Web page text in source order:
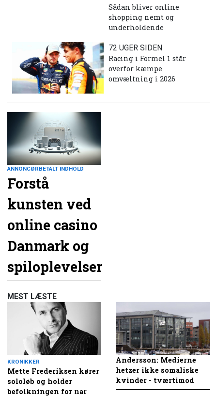
Sådan bliver online
shopping nemt og
underholdende
72 UGER SIDEN
Racing i Formel 1 står
overfor kæmpe
omvæltning i 2026
ANNONCØRBETALT INDHOLD
Forstå
kunsten ved
online casino
Danmark og
spiloplevelser
MEST LÆSTE
KRONIKKER
Mette Frederiksen kører
sololøb og holder
befolkningen for nar
Andersson: Medierne
hetzer ikke somaliske
kvinder - tværtimod